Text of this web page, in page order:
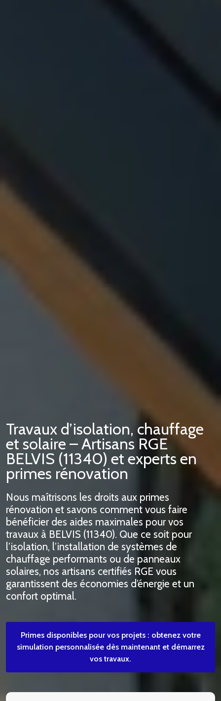
Travaux d’isolation, chauffage
et solaire – Artisans RGE
BELVIS (11340) et experts en
primes rénovation
Nous maîtrisons les droits aux primes
rénovation et savons comment vous faire
bénéficier des aides maximales pour vos
travaux à BELVIS (11340). Que ce soit pour
l’isolation, l’installation de systèmes de
chauffage performants ou de panneaux
solaires, nos artisans certifiés RGE vous
garantissent des économies d’énergie et un
confort optimal.
Primes disponibles pour vos projets : obtenez votre
simulation personnalisée dès maintenant et démarrez
vos travaux.